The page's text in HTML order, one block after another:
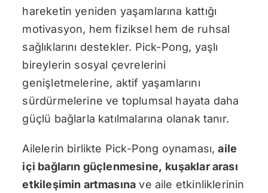
hareketin yeniden yaşamlarına kattığı
motivasyon, hem fiziksel hem de ruhsal
sağlıklarını destekler. Pick-Pong, yaşlı
bireylerin sosyal çevrelerini
genişletmelerine, aktif yaşamlarını
sürdürmelerine ve toplumsal hayata daha
güçlü bağlarla katılmalarına olanak tanır.
Ailelerin birlikte Pick-Pong oynaması,aile
içi bağların güçlenmesine, kuşaklar arası
etkileşimin artmasına ve aile etkinliklerinin